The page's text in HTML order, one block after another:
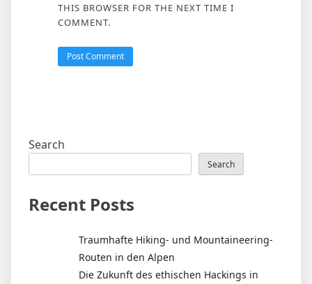
THIS BROWSER FOR THE NEXT TIME I
COMMENT.
Search
Search
Recent Posts
Traumhafte Hiking- und Mountaineering-
Routen in den Alpen
Die Zukunft des ethischen Hackings in